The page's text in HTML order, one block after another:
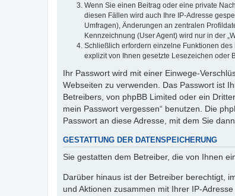
Wenn Sie einen Beitrag oder eine private
diesen Fällen wird auch Ihre IP-Adresse
Umfragen), Änderungen an zentralen
Kennzeichnung (User Agent) wird nur in der
Schließlich erfordern einzelne Funktionen
explizit von Ihnen gesetzte Lesezeichen oder
Ihr Passwort wird mit einer Einwege-
Webseiten zu verwenden. Das Passwort ist
Betreibers, von phpBB Limited oder ein
mein Passwort vergessen“ benutzen. Die
Passwort an diese Adresse, mit dem Sie
GESTATTUNG DER DATENSPEICHERUNG
Sie gestatten dem Betreiber, die von Ihnen
Darüber hinaus ist der Betreiber berechtigt,
und Aktionen zusammen mit Ihrer IP-